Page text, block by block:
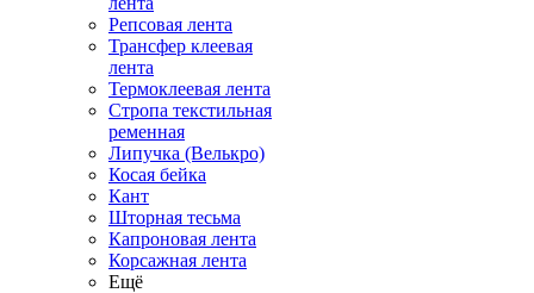
Репсовая лента
Трансфер клеевая
лента
Термоклеевая лента
Стропа текстильная
ременная
Липучка (Велькро)
Косая бейка
Кант
Шторная тесьма
Капроновая лента
Корсажная лента
Ещё